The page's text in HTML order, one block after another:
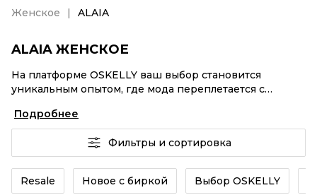
Женское ALAIA
ALAIA ЖЕНСКОЕ
На платформе OSKELLY ваш выбор становится
уникальным опытом, где мода переплетается с
аутентификация каждого заказа – ALAIA Женское от
селлеров OSKELLY с быстрой доставкой по России.
Ваш стиль не ждет, и мы тоже! Винтажные изделия
или ALAIA Женское из новых коллекций –
заказывайте на сайте или в приложении OSKELLY с
целой экосистемой инструментов.
Подробнее
Фильтры и сортировка
Resale Новое с биркой Выбор OSKELLY